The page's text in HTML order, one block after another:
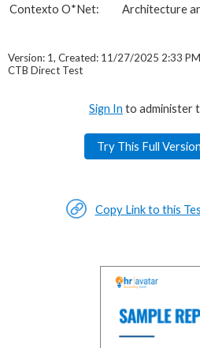
Contexto O*Net:
Architecture
Version: 1, Created: 11/27/2025 2:33
CTB Direct Test
Sign In to administer
Try This Full
Copy Link to this